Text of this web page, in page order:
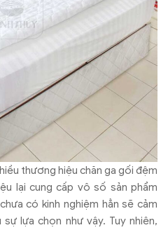
thương hiệu chăn ga gối đệm
lại cung cấp vô số sản phẩm
có kinh nghiệm hẳn sẽ cảm
lựa chọn như vậy. Tuy nhiên,